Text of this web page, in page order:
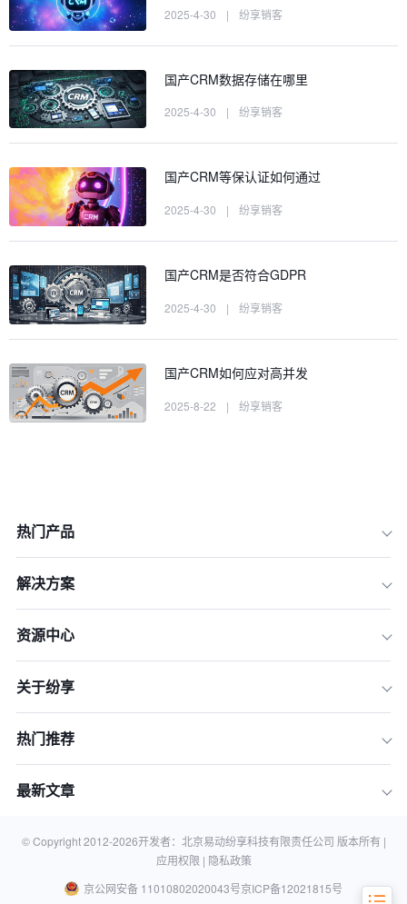
二、技术突破构筑护城河
延伸阅读：5个关键问题解析
2025-4-30 | 纷享销客
国产CRM数据存储在哪里
2025-4-30 | 纷享销客
国产CRM等保认证如何通过
2025-4-30 | 纷享销客
国产CRM是否符合GDPR
2025-4-30 | 纷享销客
国产CRM如何应对高并发
2025-8-22 | 纷享销客
热门产品
解决方案
资源中心
关于纷享
热门推荐
最新文章
© Copyright 2012-2026开发者：北京易动纷享科技有限责任公司 版本所有 |
应用权限 | 隐私政策
京公网安备 11010802020043号京ICP备12021815号